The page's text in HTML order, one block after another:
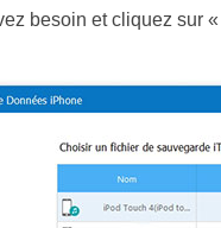
besoin et cliquez sur